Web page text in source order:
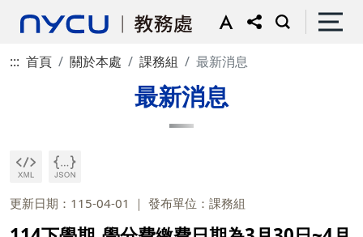
::: 首頁 關於本處 課務組 最新消息
最新消息
更新日期：115-04-01 發布單位：課務組